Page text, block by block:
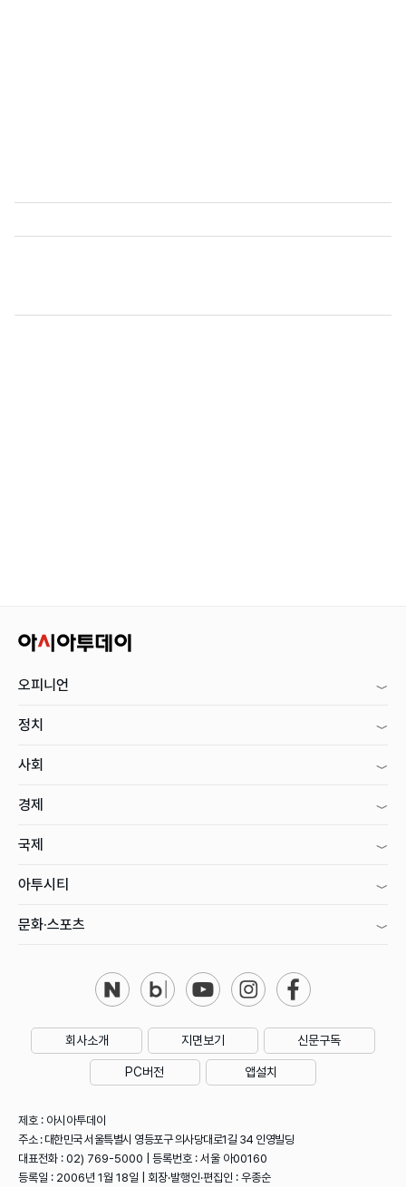
오피니언
정치
사회
경제
국제
아투시티
문화·스포츠
회사소개 지면보기 신문구독
PC버전 앱설치
제호 : 아시아투데이
주소 : 대한민국 서울특별시 영등포구 의사당대로1길 34 인영빌딩
대표전화 : 02) 769-5000 | 등록번호 : 서울 아00160
등록일 : 2006년 1월 18일 | 회장·발행인·편집인 : 우종순